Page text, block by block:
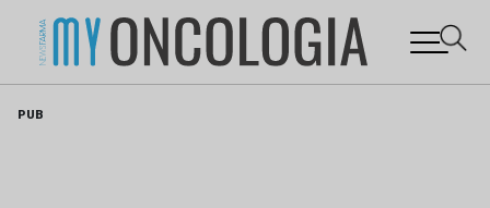
PUB